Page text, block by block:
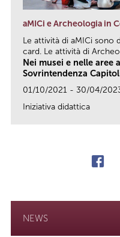
aMICi e Archeologia in
Le attività di aMICi sono
card. Le attività di
Nei musei e nelle aree
Sovrintendenza
01/10/2021 - 30/04/
Iniziativa didattica
NEWS